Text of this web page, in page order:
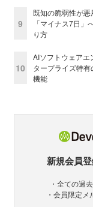
9
既知の脆弱性が
「マイナス7日
り方
10
AIソフトウェアエ
タープライズ特
機能
新規会員
・全ての過
・会員限定